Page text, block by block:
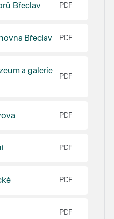
Břeclav
Břeclav
a galerie